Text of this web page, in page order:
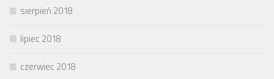
sierpień 2018
lipiec 2018
czerwiec 2018